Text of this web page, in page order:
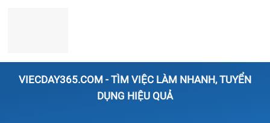
VIECDAY365.COM - TÌM VIỆC LÀM NHANH, TUYỂN
DỤNG HIỆU QUẢ